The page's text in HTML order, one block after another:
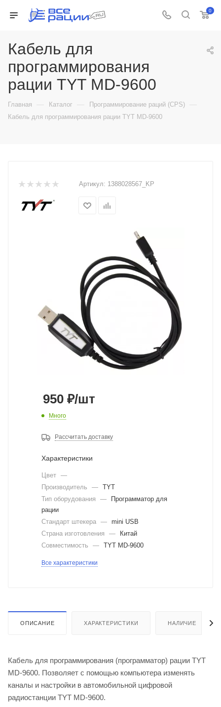
0
Кабель для
программирования
рации TYT MD-9600
Главная — Каталог — Программирование раций (CPS) —
Кабель для программирования рации TYT MD-9600
Артикул: 1388028567_KP
950 ₽/шт
Много
Рассчитать доставку
Характеристики
Цвет —
Производитель
— TYT
Тип оборудования
—
Программатор для
рации
Стандарт штекера — mini USB
Страна изготовления
—
Китай
Совместимость
— TYT MD-9600
Все характеристики
ОПИСАНИЕ ХАРАКТЕРИСТИКИ НАЛИЧИЕ
Кабель для программирования (программатор) рации TYT
MD-9600. Позволяет с помощью компьютера изменять
каналы и настройки в автомобильной цифровой
радиостанции TYT MD-9600.